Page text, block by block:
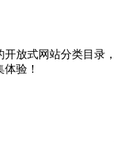
放式网站分类目录，
验！